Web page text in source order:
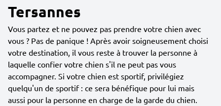
Tersannes
Vous partez et ne pouvez pas prendre votre chien avec
vous ? Pas de panique ! Après avoir soigneusement choisi
votre destination, il vous reste à trouver la personne à
laquelle confier votre chien s'il ne peut pas vous
accompagner. Si votre chien est sportif, privilégiez
quelqu'un de sportif : ce sera bénéfique pour lui mais
aussi pour la personne en charge de la garde du chien.